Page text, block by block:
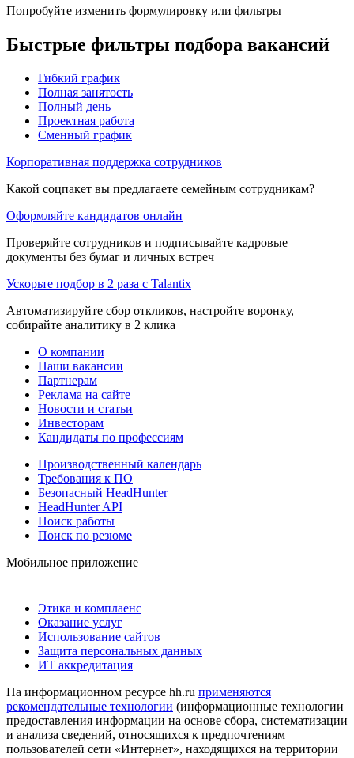
Попробуйте изменить формулировку или фильтры
Быстрые фильтры подбора вакансий
Гибкий график
Полная занятость
Полный день
Проектная работа
Сменный график
Корпоративная поддержка сотрудников
Какой соцпакет вы предлагаете семейным сотрудникам?
Оформляйте кандидатов онлайн
Проверяйте сотрудников и подписывайте кадровые
документы без бумаг и личных встреч
Ускорьте подбор в 2 раза с Talantix
Автоматизируйте сбор откликов, настройте воронку,
собирайте аналитику в 2 клика
О компании
Наши вакансии
Партнерам
Реклама на сайте
Новости и статьи
Инвесторам
Кандидаты по профессиям
Производственный календарь
Требования к ПО
Безопасный HeadHunter
HeadHunter API
Поиск работы
Поиск по резюме
Мобильное приложение
Этика и комплаенс
Оказание услуг
Использование сайтов
Защита персональных данных
ИТ аккредитация
На информационном ресурсе hh.ru применяются
рекомендательные технологии (информационные технологии
предоставления информации на основе сбора, систематизации
и анализа сведений, относящихся к предпочтениям
пользователей сети «Интернет», находящихся на территории